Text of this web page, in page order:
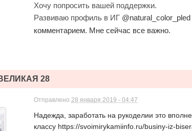
Хочу попросить вашей поддержки.
Развиваю профиль в ИГ
комментарием. Мне сейчас все важно.
28
Отправлено28 января 2019 - 04:47
Надежда, заработать на рукоделии это
классу https://svoimirykamiinfo.ru/businy-iz-